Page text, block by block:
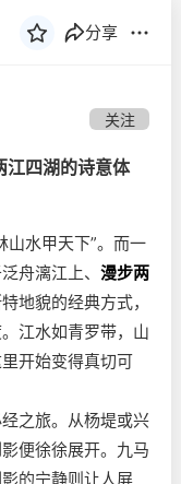
分享
关注
江四湖的诗意体
山水甲天下”。而一
舟漓江上、 漫步两
地貌的经典方式，
江水如青罗带，山
开始变得真切可
之旅。从杨堤或兴
便徐徐展开。九马
的宁静则让人屏